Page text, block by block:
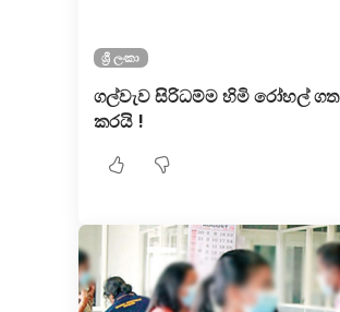
ශ්‍රී ලංකා
ගල්වැව සිරිධම්ම හිමි රෝහල් ගත
කරයි !